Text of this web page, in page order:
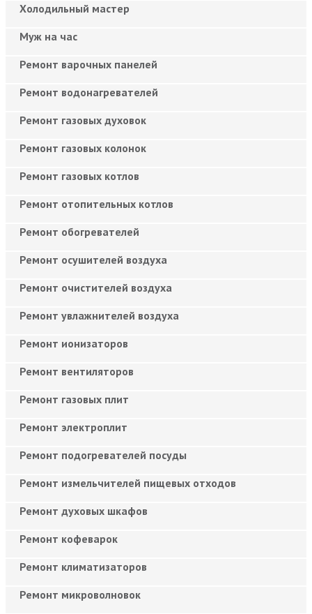
Холодильный мастер
Муж на час
Ремонт варочных панелей
Ремонт водонагревателей
Ремонт газовых духовок
Ремонт газовых колонок
Ремонт газовых котлов
Ремонт отопительных котлов
Ремонт обогревателей
Ремонт осушителей воздуха
Ремонт очистителей воздуха
Ремонт увлажнителей воздуха
Ремонт ионизаторов
Ремонт вентиляторов
Ремонт газовых плит
Ремонт электроплит
Ремонт подогревателей посуды
Ремонт измельчителей пищевых отходов
Ремонт духовых шкафов
Ремонт кофеварок
Ремонт климатизаторов
Ремонт микроволновок